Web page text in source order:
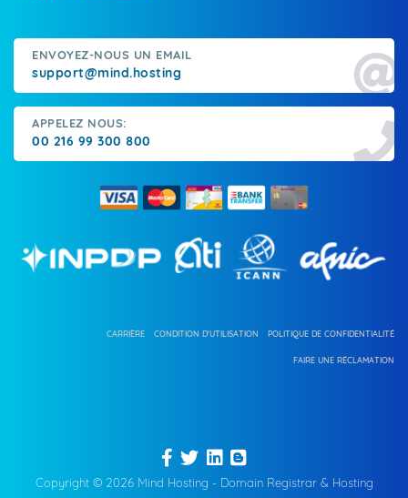
ENVOYEZ-NOUS UN EMAIL
support@mind.hosting
APPELEZ NOUS:
00 216 99 300 800
POLITIQUE DE CONFIDENTIALITÉ
CONDITION D'UTILISATION
CARRIÈRE
FAIRE UNE RÉCLAMATION
Copyright © 2026 Mind Hosting - Domain Registrar & Hosting